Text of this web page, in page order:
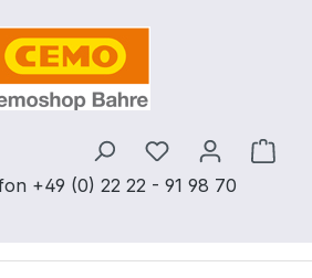
+49 (0) 22 22 - 91 98 70
Du hast 0